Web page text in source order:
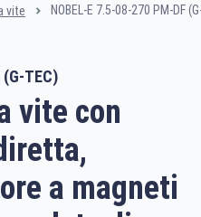
vite NOBEL-E 7.5-08-270 PM-DF
(G-TEC)
vite con
a magneti